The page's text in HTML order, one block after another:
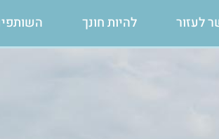
לעזור להיות חונך